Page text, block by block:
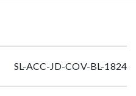
SL-ACC-JD-COV-BL-1824